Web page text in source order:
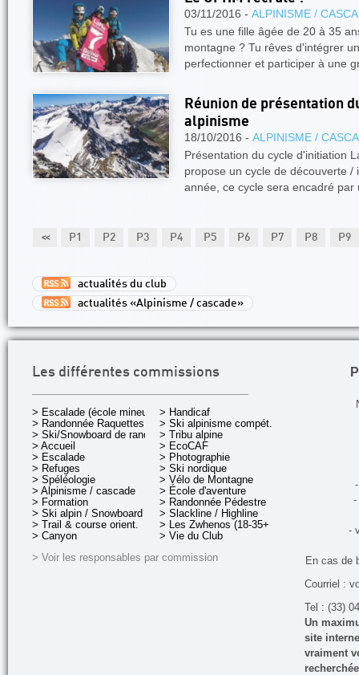
03/11/2016 - ALPINISME /
Tu es une fille âgée de 20 à 35
montagne ? Tu rêves d'intégrer
perfectionner et participer à une
Réunion de présentation
alpinisme
18/10/2016 - ALPINISME /
Présentation du cycle d'initiation
propose un cycle de découverte /
année, ce cycle sera encadré
<< P1 P2 P3 P4 P5 P6 P7 P8 P9
actualités du club
actualités «Alpinisme / cascade»
Les différentes commissions
> Escalade (école mineurs)
> Randonnée Raquettes
> Ski/Snowboard de rando.
> Accueil
> Escalade
> Refuges
> Spéléologie
> Alpinisme / cascade
> Formation
> Ski alpin / Snowboard
> Trail & course orient.
> Canyon
> Handicaf
> Ski alpinisme compét.
> Tribu alpine
> EcoCAF
> Photographie
> Ski nordique
> Vélo de Montagne
> École d'aventure
> Randonnée Pédestre
> Slackline / Highline
> Les Zwhenos (18-35+ ans)
> Vie du Club
> Voir les responsables par commission
-
-
En cas de
Courriel :
Tel : (33)
Un
site
vraiment